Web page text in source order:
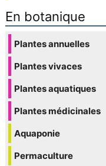
En botanique
Plantes annuelles
Plantes vivaces
Plantes aquatiques
Plantes médicinales
Aquaponie
Permaculture